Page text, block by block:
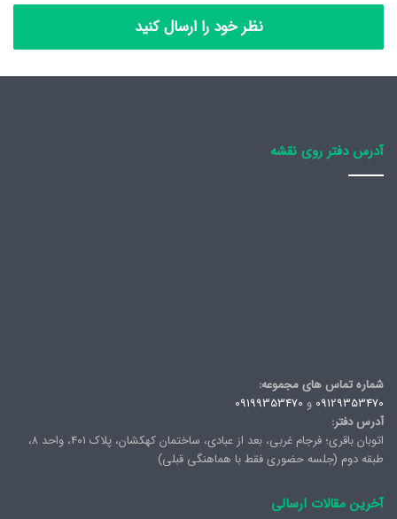
نظر خود را ارسال کنید
آدرس دفتر روی نقشه
شماره تماس های مجموعه:
09129353470 و 09199353470
آدرس دفتر:
اتوبان باقری؛ فرجام غربی، بعد از عبادی، ساختمان کهکشان، پلاک ۴۰۱، واحد ۸،
طبقه دوم (جلسه حضوری فقط با هماهنگی قبلی)
آخرین مقالات ارسالی